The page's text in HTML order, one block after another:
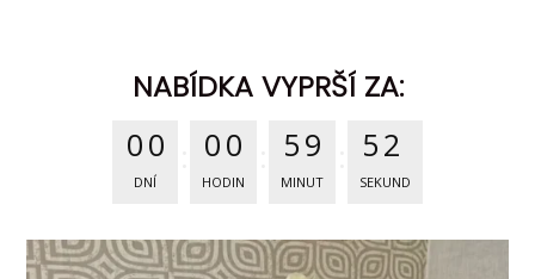
NABÍDKA VYPRŠÍ ZA:
00
DNÍ
00
HODIN
59
MINUT
51
SEKUND